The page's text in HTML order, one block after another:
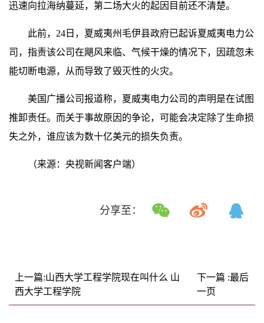
迅速向拉海纳蔓延，第二场大火的起因目前还不清楚。
此前，24日，夏威夷州毛伊县政府已起诉夏威夷电力公
司，指责该公司在飓风来临、气候干燥的情况下，因疏忽未
能切断电源，从而导致了毁灭性的火灾。
美国广播公司报道称，夏威夷电力公司的声明是在试图
推卸责任。而关于事故原因的争论，可能会决定除了生命损
失之外，谁应该为数十亿美元的损失负责。
（来源：央视新闻客户端）
分享至：
上一篇:山西大学工程学院现在叫什么 山
西大学工程学院
下一篇 :最后
一页